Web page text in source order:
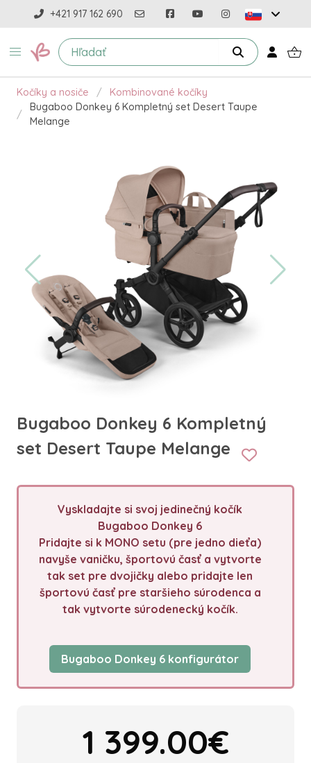
+421 917 162 690
Kočíky a nosiče
Kombinované kočíky
Bugaboo Donkey 6 Kompletný set Desert Taupe
Melange
Bugaboo Donkey 6 Kompletný
set Desert Taupe Melange
Vyskladajte si svoj jedinečný kočík
Bugaboo Donkey 6
Pridajte si k MONO setu (pre jedno dieťa)
navyše vaničku, športovú časť a vytvorte
tak set pre dvojičky alebo pridajte len
športovú časť pre staršieho súrodenca a
tak vytvorte súrodenecký kočík.
Bugaboo Donkey 6 konfigurátor
1 399.00€